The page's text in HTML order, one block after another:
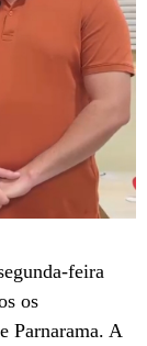
feira
os
Parnarama. A